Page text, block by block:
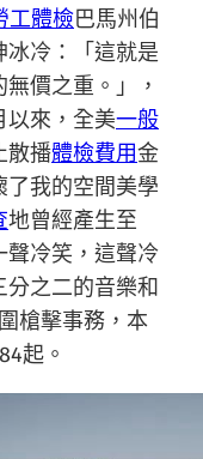
工體檢巴馬州伯
冰冷：「這就是
價之重。」，
以來，全美一般
散播體檢費用金
了我的空間美學
地曾經產生至
聲冷笑，這聲冷
分之二的音樂和
槍擊事務，本
起。